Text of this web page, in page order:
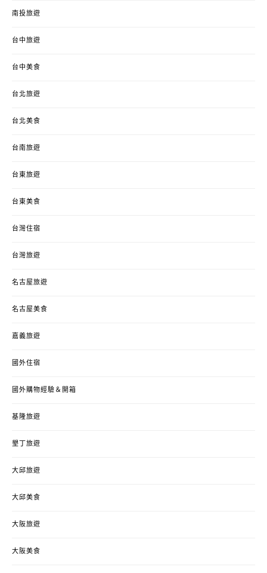
南投旅遊
台中旅遊
台中美食
台北旅遊
台北美食
台南旅遊
台東旅遊
台東美食
台灣住宿
台灣旅遊
名古屋旅遊
名古屋美食
嘉義旅遊
國外住宿
國外購物經驗＆開箱
基隆旅遊
墾丁旅遊
大邱旅遊
大邱美食
大阪旅遊
大阪美食